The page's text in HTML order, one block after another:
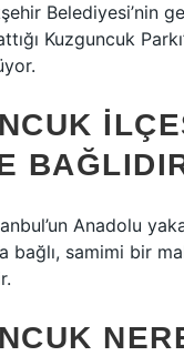
Belediyesi’nin
Kuzguncuk
Anadolu
bağlı, samimi bir